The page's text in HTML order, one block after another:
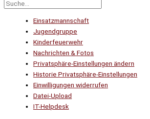
Einsatzmannschaft
Jugendgruppe
Kinderfeuerwehr
Nachrichten & Fotos
Privatsphäre-Einstellungen ändern
Historie Privatsphäre-Einstellungen
Einwilligungen widerrufen
Datei-Upload
IT-Helpdesk